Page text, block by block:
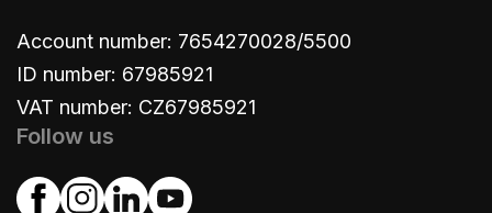
Account number: 7654270028/5500
ID number: 67985921
VAT number: CZ67985921
Follow us